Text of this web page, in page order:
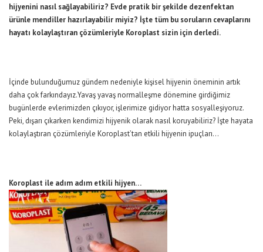
hijyenini nasıl sağlayabiliriz? Evde pratik bir şekilde dezenfektan
ürünle mendiller hazırlayabilir miyiz? İşte tüm bu soruların cevaplarını
hayatı kolaylaştıran çözümleriyle Koroplast sizin için derledi.
İçinde bulunduğumuz gündem nedeniyle kişisel hijyenin öneminin artık
daha çok farkındayız.Yavaş yavaş normalleşme dönemine girdiğimiz
bugünlerde evlerimizden çıkıyor, işlerimize gidiyor hatta sosyalleşiyoruz.
Peki, dışarı çıkarken kendimizi hijyenik olarak nasıl koruyabiliriz? İşte hayata
kolaylaştıran çözümleriyle Koroplast’tan etkili hijyenin ipuçları…
Koroplast ile adım adım etkili hijyen…